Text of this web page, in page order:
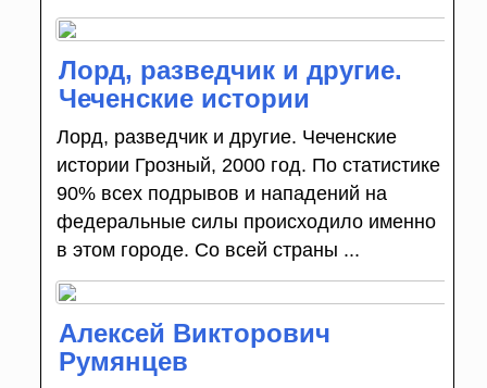
Лорд, разведчик и другие.
Чеченские истории
Лорд, разведчик и другие. Чеченские
истории Грозный, 2000 год. По статистике
90% всех подрывов и нападений на
федеральные силы происходило именно
в этом городе. Со всей страны ...
Алексей Викторович
Румянцев